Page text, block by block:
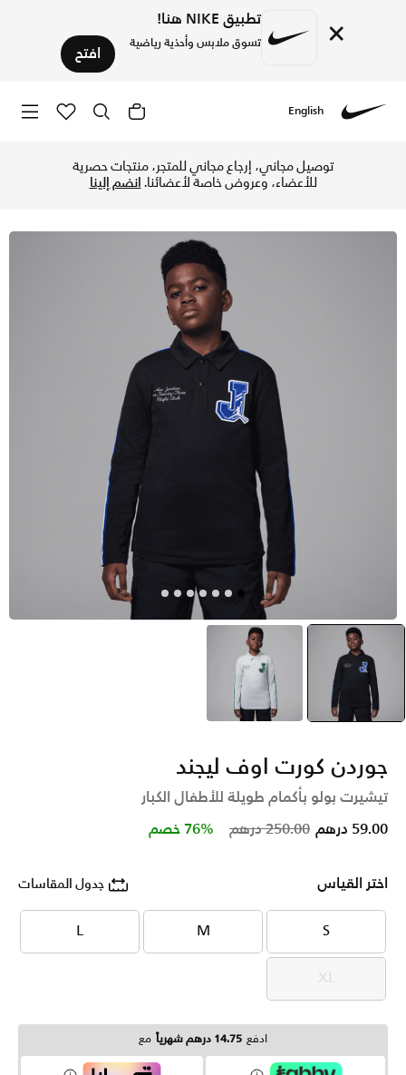
× تطبيق NIKE هنا!
تسوق ملابس وأحذية رياضية افتح
English
توصيل مجاني، إرجاع مجاني للمتجر، منتجات حصرية
للأعضاء، وعروض خاصة لأعضائنا.انضم إلينا
selected
أسود رمادي
جوردن كورت اوف ليجند
تيشيرت بولو بأكمام طويلة للأطفال الكبار
Price reduced from
250.00 درهم to 59.00 درهم 76% خصم
اختر القياس جدول المقاسات
S
S
M
M
L
L
XL
XL
ادفع 14.75 درهم شهرياً مع